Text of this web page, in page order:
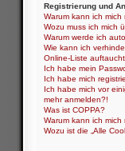
Registrierung und
Warum kann ich
Wozu muss ich mich
Warum werde ich
Wie kann ich
Online-Liste
Ich habe mein
Ich habe mich
Ich habe mich vor
mehr anmelden?!
Was ist COPPA?
Warum kann ich mich
Wozu ist die „Alle